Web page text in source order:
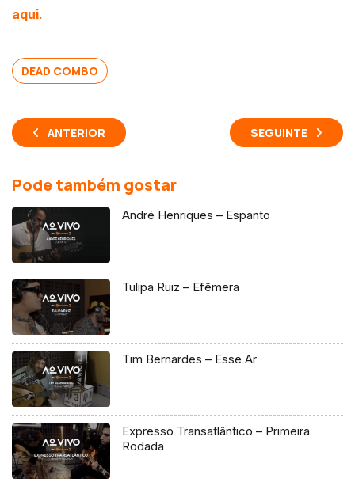
aqui.
DEAD COMBO
ANTERIOR SEGUINTE
Pode também gostar
André Henriques – Espanto
Tulipa Ruiz – Efêmera
Tim Bernardes – Esse Ar
Expresso Transatlântico – Primeira
Rodada